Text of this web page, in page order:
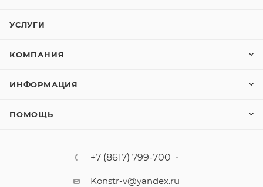
УСЛУГИ
КОМПАНИЯ
ИНФОРМАЦИЯ
ПОМОЩЬ
+7 (8617) 799-700
Konstr-v@yandex.ru